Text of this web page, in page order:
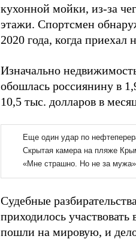
кухонной мойки, из-за
этажи. Спортсмен
2020 года, когда приехал
Изначально
обошлась россиянину в
10,5 тыс. долларов в
Судебные
приходилось
пошли на мировую, и